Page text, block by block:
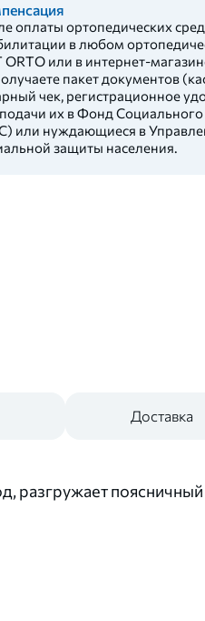
оплаты ортопедических
в любом
ORTO или в интернет-
пакет документов
чек, регистрационное
их в Фонд
или нуждающиеся в
защиты населения.
Доставка
поясничный